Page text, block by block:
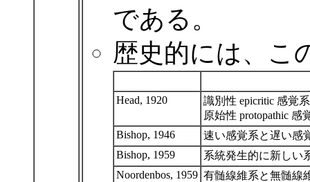
である。
歴史的には、こ
Head, 1920
識別性 epicritic 感覚
原始性 protopathic 感
Bishop, 1946
速い感覚系と遅い感
Bishop, 1959
系統発生的に新しい
Noordenbos, 1959 有髄線維系と無髄線